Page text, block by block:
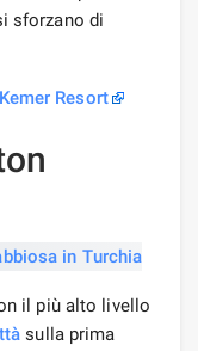
sforzano di
Resort
il più alto livello
sulla prima